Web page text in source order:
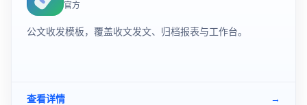
官方
公文收发模板，覆盖收文发文、归档报表与工作台。
查看详情 →